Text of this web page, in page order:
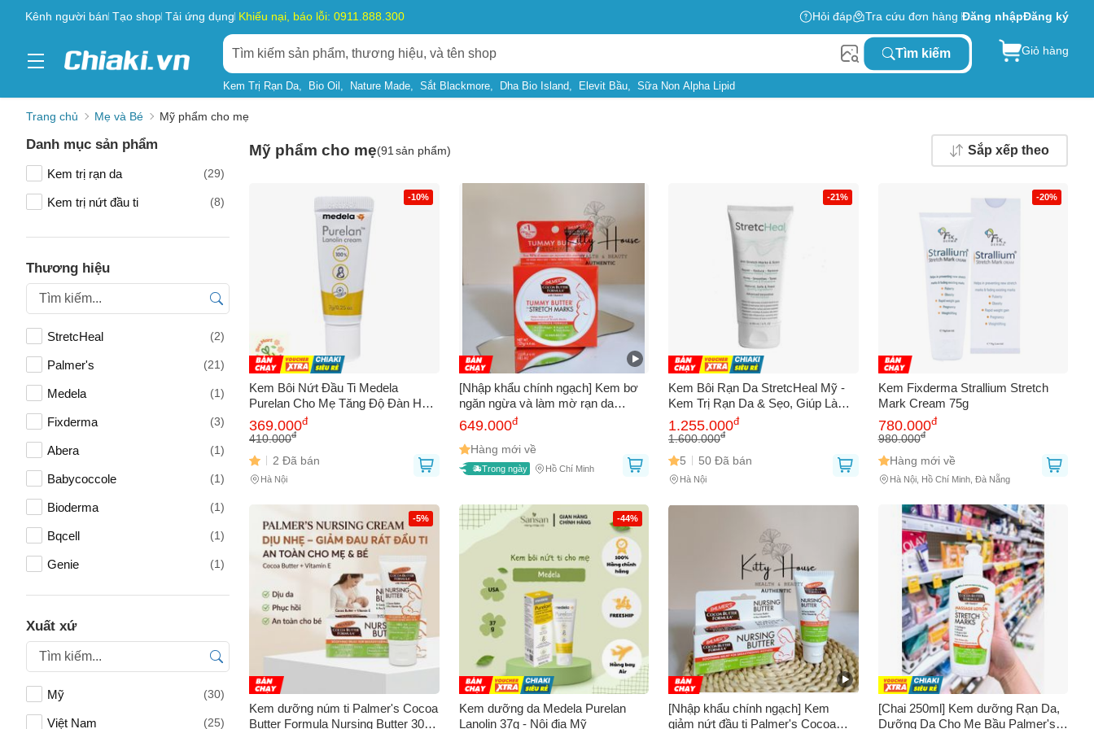
Kênh người bán Tạo shop Tải ứng dụng Khiếu nại, báo lỗi: 0911.888.300 Hỏi đáp Tra cứu đơn hàng Đăng nhậpĐăng ký
Tìm kiếm
Kem Trị Rạn Da Bio Oil Nature Made Sắt Blackmore Dha Bio Island Elevit Bầu Sữa Non Alpha Lipid
Giỏ hàng
Trang chủ Mẹ và Bé Mỹ phẩm cho mẹ
Danh mục sản phẩm
Kem trị rạn da (29)
Kem trị nứt đầu ti (8)
Thương hiệu
StretcHeal (2)
Palmer's (21)
Medela (1)
Fixderma (3)
Abera (1)
Babycoccole (1)
Bioderma (1)
Bqcell (1)
Genie (1)
ONA GLOBAL (1)
Pigeon
Somatoline (1)
Xuất xứ
Mỹ (30)
Việt Nam (25)
Mỹ phẩm cho mẹ(91 sản phẩm) Sắp xếp theo
-10%
Kem Bôi Nứt Đầu Ti Medela
Purelan Cho Mẹ Tăng Độ Đàn Hồi
Tự Nhiên Tuýp 7g
369.000đ
410.000đ
2 Đã bán
Hà Nội
[Nhập khẩu chính ngạch] Kem bơ
ngăn ngừa và làm mờ rạn da
Palmer's Cocoa Butter Tummy
Butter for Stretch Marks 125g
649.000đ
Hàng mới về
Trong ngày Hồ Chí Minh
-21%
Kem Bôi Rạn Da StretcHeal Mỹ -
Kem Trị Rạn Da & Sẹo, Giúp Làm
Mờ & Ngăn Ngừa Rạn Da Cho Mẹ
Bầu - Dung Tích 180ml
1.255.000đ
1.600.000đ
5 50 Đã bán
Hà Nội
-20%
Kem Fixderma Strallium Stretch
Mark Cream 75g
780.000đ
980.000đ
Hàng mới về
Hà Nội, Hồ Chí Minh, Đà Nẵng
-5%
Kem dưỡng núm ti Palmer's Cocoa
Butter Formula Nursing Butter 30g -
-44%
Kem dưỡng da Medela Purelan
Lanolin 37g - Nội địa Mỹ
[Nhập khẩu chính ngạch] Kem
giảm nứt đầu ti Palmer's Cocoa
[Chai 250ml] Kem dưỡng Rạn Da,
Dưỡng Da Cho Mẹ Bầu Palmer's
Hãy báo lỗi cho chúng tôi. Hoặc gọi cho chúng tôi qua số
Tên của bạn(*)
Số điện thoại(*)